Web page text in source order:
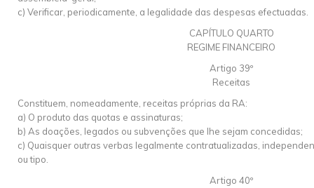
c) Verificar, periodicamente, a legalidade das despesas efectuadas.
CAPÍTULO QUARTO
REGIME FINANCEIRO
Artigo 39º
Receitas
Constituem, nomeadamente, receitas próprias da RA:
a) O produto das quotas e assinaturas;
b) As doações, legados ou subvenções que lhe sejam concedidas;
c) Quaisquer outras verbas legalmente contratualizadas,
ou tipo.
Artigo 40º